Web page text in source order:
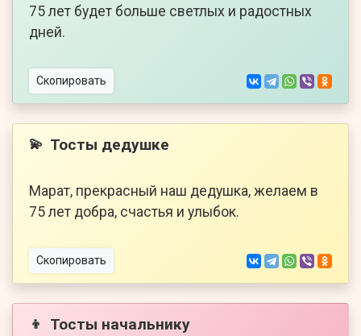
75 лет будет больше светлых и радостных
дней.
Скопировать
💫 Тосты дедушке
Марат, прекрасный наш дедушка, желаем в
75 лет добра, счастья и улыбок.
Скопировать
👦 Тосты начальнику